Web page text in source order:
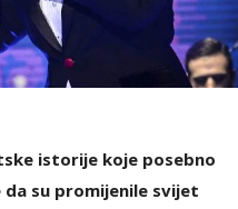
istorije koje posebno
su promijenile svijet